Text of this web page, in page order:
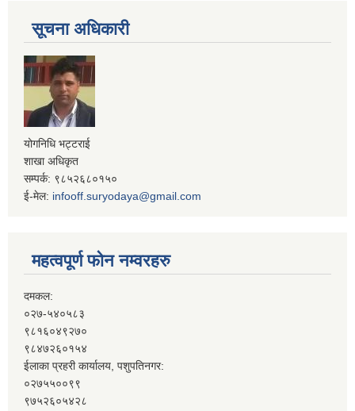
सूचना अधिकारी
योगनिधि भट्टराई
शाखा अधिकृत
सम्पर्क: ९८५२६८०१५०
ई-मेल: infooff.suryodaya@gmail.com
महत्वपूर्ण फोन नम्वरहरु
दमकल:
०२७-५४०५८३
९८१६०४९२७०
९८४७२६०१५४
ईलाका प्रहरी कार्यालय, पशुपतिनगर:
०२७५५००९९
९७५२६०५४२८